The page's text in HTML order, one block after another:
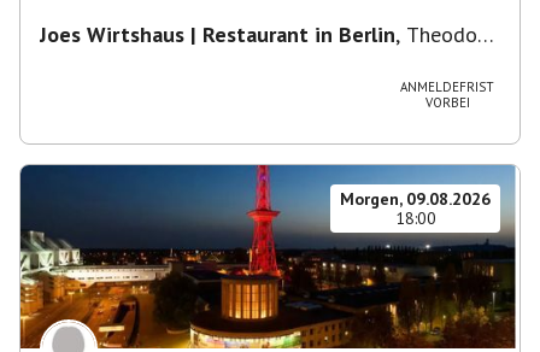
Joes Wirtshaus | Restaurant in Berlin, Theodor-
ANMELDEFRIST
VORBEI
Morgen, 09.08.2026
18:00